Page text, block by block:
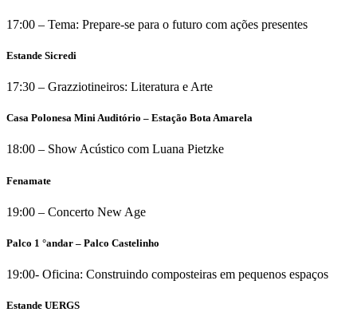
17:00 – Tema: Prepare-se para o futuro com ações presentes
Estande Sicredi
17:30 – Grazziotineiros: Literatura e Arte
Casa Polonesa Mini Auditório – Estação Bota Amarela
18:00 – Show Acústico com Luana Pietzke
Fenamate
19:00 – Concerto New Age
Palco 1 °andar – Palco Castelinho
19:00- Oficina: Construindo composteiras em pequenos espaços
Estande UERGS